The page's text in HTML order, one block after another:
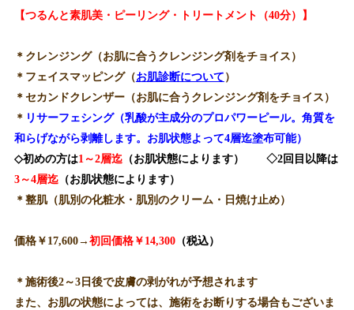
【つるんと素肌美・ピーリング・トリートメント（40分）】
＊クレンジング（お肌に合うクレンジング剤をチョイス）
＊フェイスマッピング（お肌診断について ）
＊セカンドクレンザー（お肌に合うクレンジング剤をチョイス）
＊ リサーフェシング（乳酸が主成分のプロパワーピール。角質を
和らげながら剥離します。お肌状態よって4層迄塗布可能）
◇初めの方は1～2層迄（お肌状態によります） ◇2回目以降は
3～4層迄（お肌状態によります）
＊整肌（肌別の化粧水・肌別のクリーム・日焼け止め）
価格￥17,600→ 初回価格￥14,300（税込）
＊施術後2～3日後で皮膚の剥がれが予想されます
また、お肌の状態によっては、施術をお断りする場合もございま